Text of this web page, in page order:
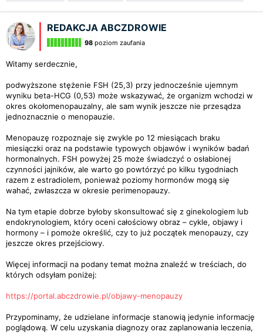
REDAKCJA ABCZDROWIE
98 poziom zaufania
Witamy serdecznie,
podwyższone stężenie FSH (25,3) przy jednocześnie ujemnym
wyniku beta-HCG (0,53) może wskazywać, że organizm wchodzi w
okres okołomenopauzalny, ale sam wynik jeszcze nie przesądza
jednoznacznie o menopauzie.
Menopauzę rozpoznaje się zwykle po 12 miesiącach braku
miesiączki oraz na podstawie typowych objawów i wyników badań
hormonalnych. FSH powyżej 25 może świadczyć o osłabionej
czynności jajników, ale warto go powtórzyć po kilku tygodniach
razem z estradiolem, ponieważ poziomy hormonów mogą się
wahać, zwłaszcza w okresie perimenopauzy.
Na tym etapie dobrze byłoby skonsultować się z ginekologiem lub
endokrynologiem, który oceni całościowy obraz – cykle, objawy i
hormony – i pomoże określić, czy to już początek menopauzy, czy
jeszcze okres przejściowy.
Więcej informacji na podany temat można znaleźć w treściach, do
których odsyłam poniżej:
https://portal.abczdrowie.pl/objawy-menopauzy
Przypominamy, że udzielane informacje stanowią jedynie informację
poglądową. W celu uzyskania diagnozy oraz zaplanowania leczenia,